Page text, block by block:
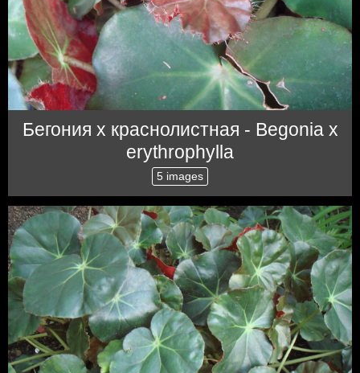
Бегония x краснолистная - Begonia x
erythrophylla
5 images